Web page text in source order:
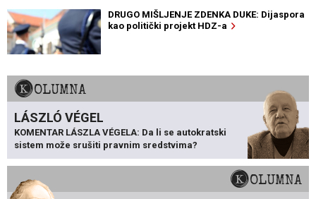
DRUGO MIŠLJENJE ZDENKA DUKE: Dijaspora
kao politički projekt HDZ-a
KOLUMNA
LÁSZLÓ VÉGEL
KOMENTAR LÁSZLA VÉGELA: Da li se autokratski
sistem može srušiti pravnim sredstvima?
KOLUMNA